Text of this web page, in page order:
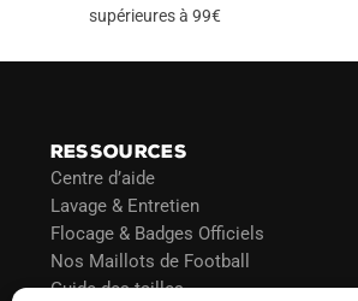
peuvent
page
du
produit
supérieures à 99€
RESSOURCES
Centre d’aide
Lavage & Entretien
Flocage & Badges Officiels
Nos Maillots de Football
Guide des tailles